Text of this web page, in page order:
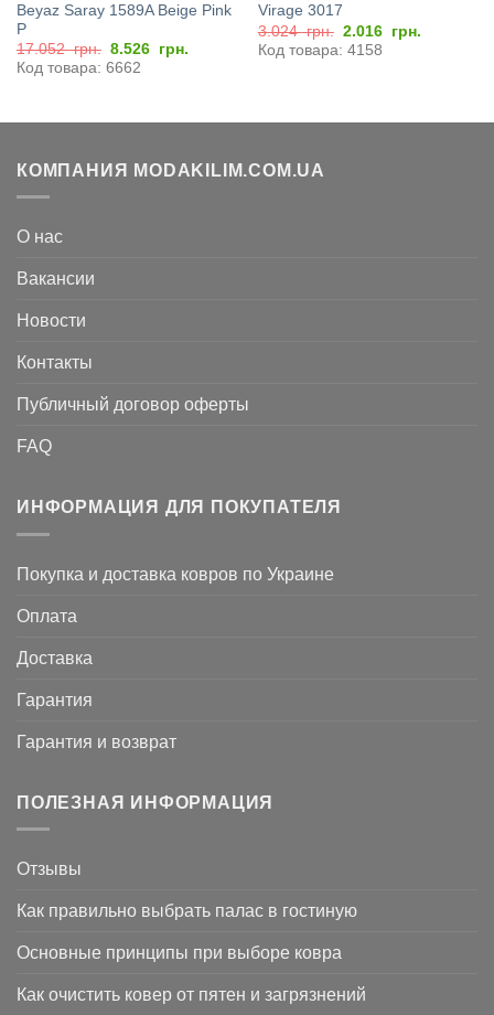
Beyaz Saray 1589A Beige Pink
P
17.052грн. Первоначальная
цена
составляла
8.526 грн.Текущая
Код товара: 6662
Virage 3017
3.024грн. Первоначальная
цена
составляла
2.016 грн.
Код товара: 4158
КОМПАНИЯ MODAKILIM.COM.UA
О нас
Вакансии
Новости
Контакты
Публичный договор оферты
FAQ
ИНФОРМАЦИЯ ДЛЯ ПОКУПАТЕЛЯ
Покупка и доставка ковров по Украине
Оплата
Доставка
Гарантия
Гарантия и возврат
ПОЛЕЗНАЯ ИНФОРМАЦИЯ
Отзывы
Как правильно выбрать палас в гостиную
Основные принципы при выборе ковра
Как очистить ковер от пятен и загрязнений